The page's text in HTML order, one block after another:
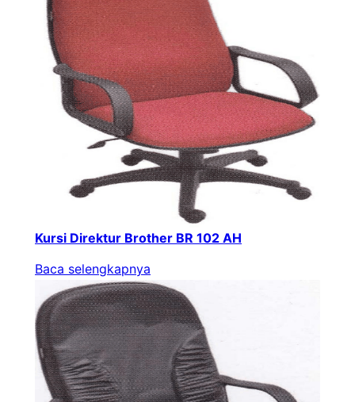
Kursi Direktur Brother BR 102 AH
Baca selengkapnya